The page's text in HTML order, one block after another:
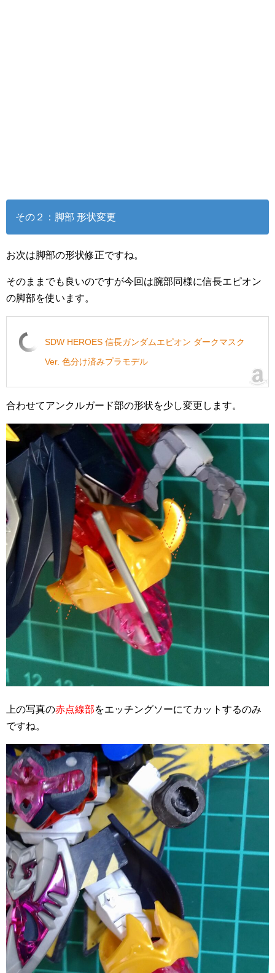
その２：脚部 形状変更
お次は脚部の形状修正ですね。
そのままでも良いのですが今回は腕部同様に信長エピオン
の脚部を使います。
SDW HEROES 信長ガンダムエピオン ダークマスク
Ver. 色分け済みプラモデル
合わせてアンクルガード部の形状を少し変更します。
上の写真の赤点線部をエッチングソーにてカットするのみ
ですね。